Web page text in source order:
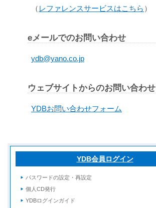
（ レファレンスサービスはこちら ）
eメールでのお問い合わせ
ydb@yano.co.jp
ウェブサイトからのお問い合わせ
YDBお問い合わせフォーム
YDB会員ログイン
パスワードの設定・再設定
個人CD発行
YDBログインガイド